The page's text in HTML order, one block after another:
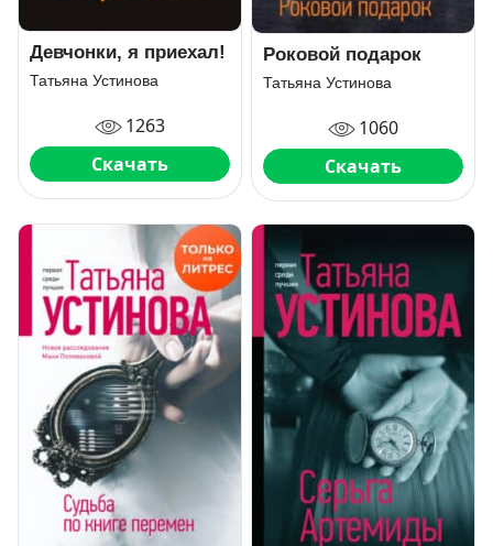
Девчонки, я приехал!
Татьяна Устинова
1263
Скачать
Роковой подарок
Татьяна Устинова
1060
Скачать